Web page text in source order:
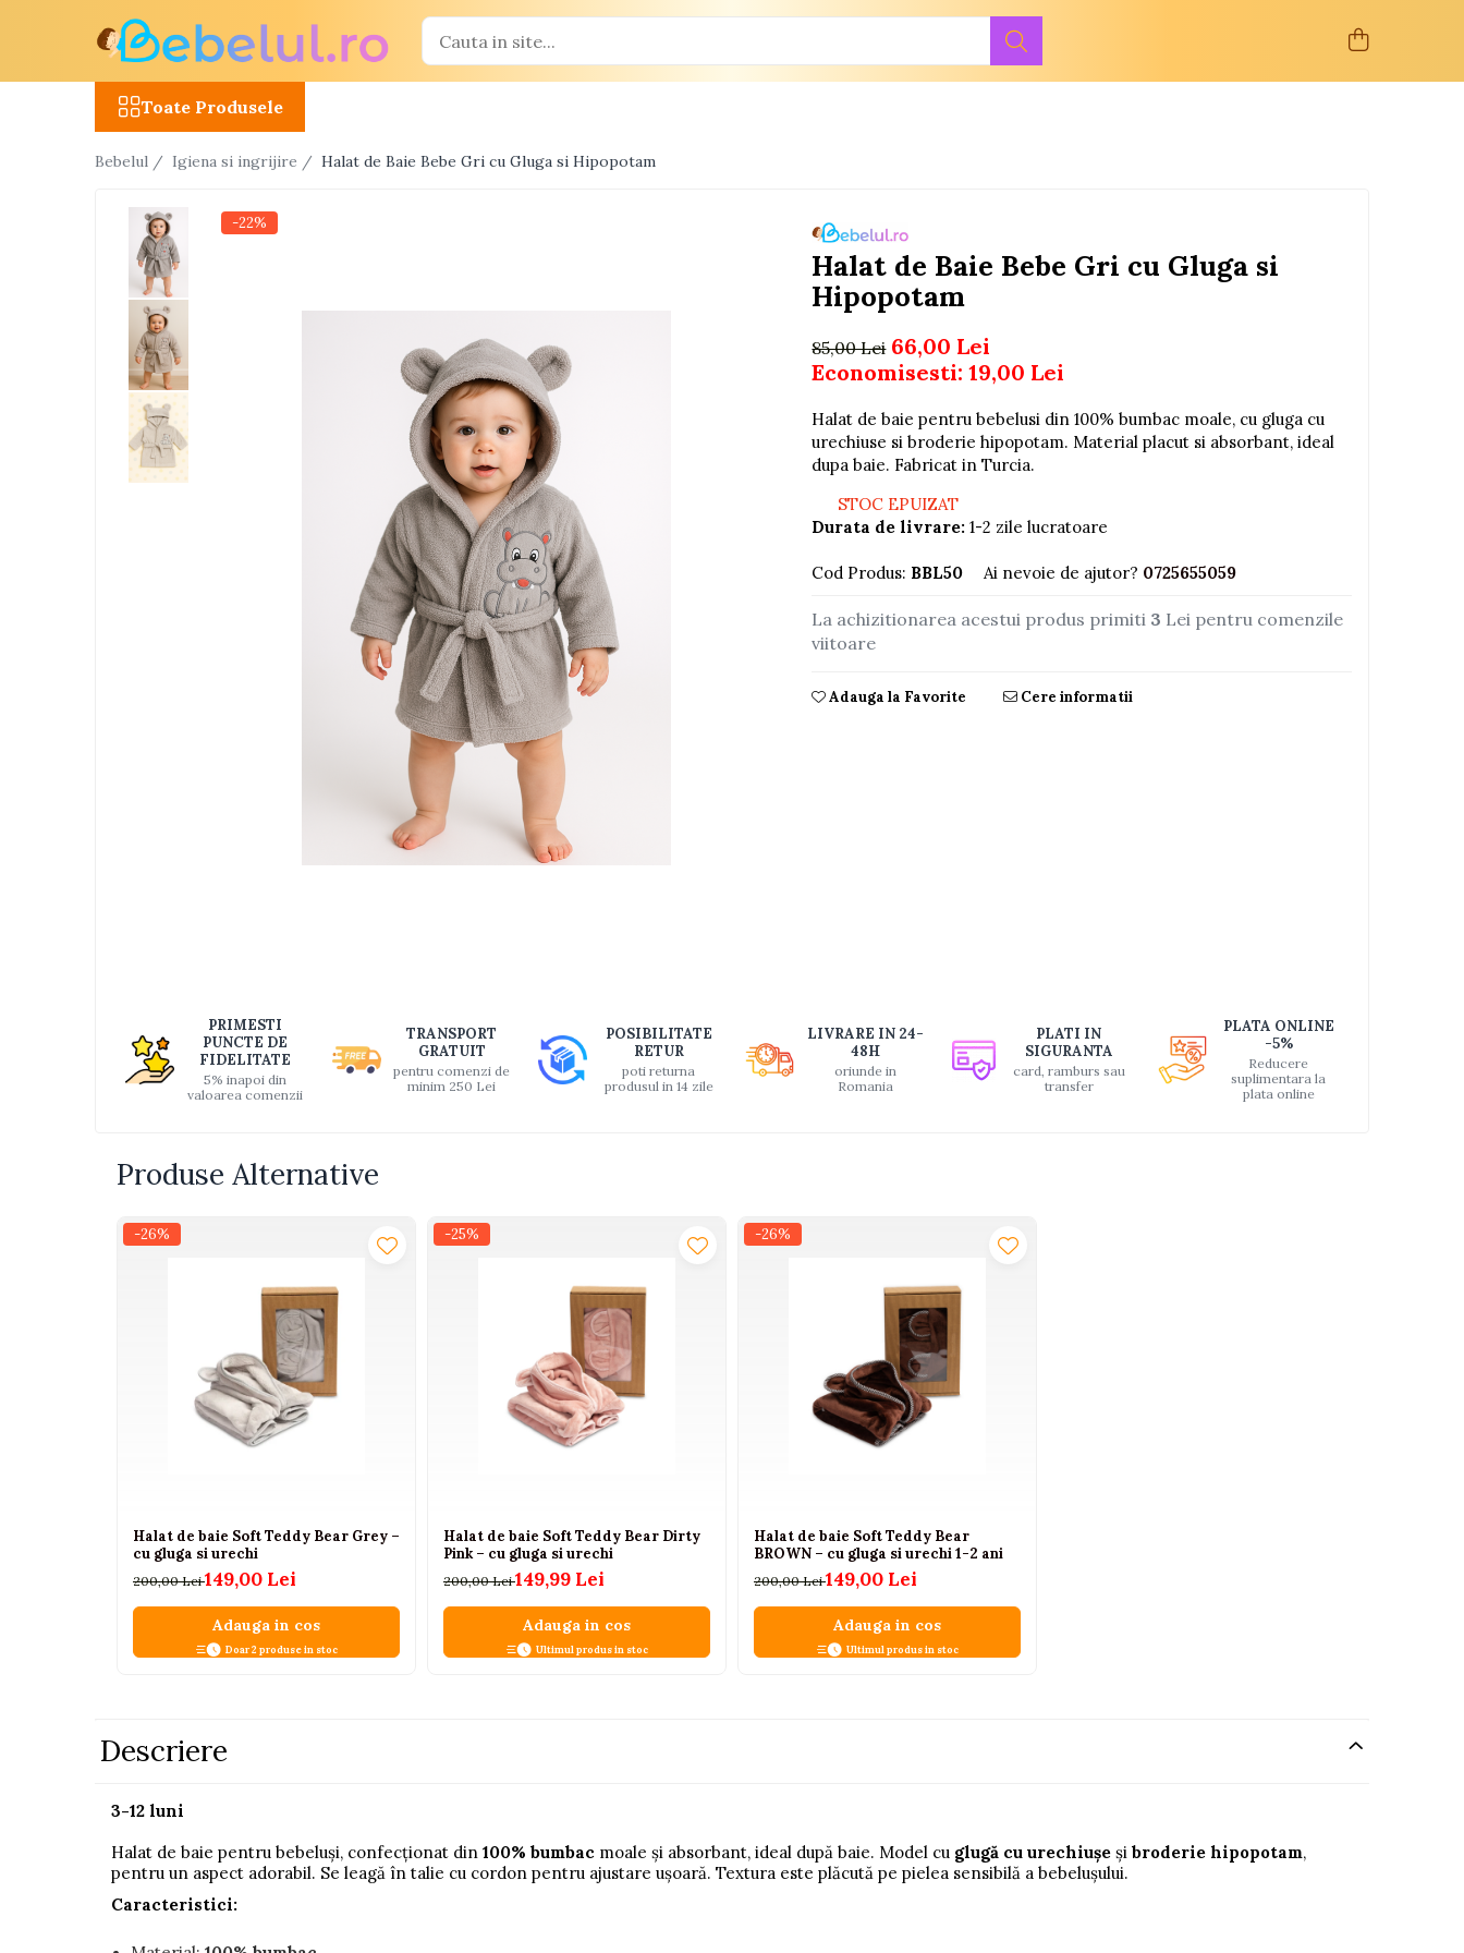
Masinute R/C
Avioane si elicoptere R/C
Camioane R/C
Motociclete R/C
Utilaje constructii R/C
Jucarii bebelusi
Ateliere si unelte
Jucarii educative din lemn
Saltelute si centre de activitati
Set Avioane si submarine
Seturi de doctor
Trenuri cu sine
Jucarii exterior
Toate Produsele
Bebelul / Igiena si ingrijire / Halat de Baie Bebe Gri cu Gluga si Hipopotam
Halat de Baie Bebe Gri cu Gluga si
Hipopotam
-22%
Facebook
85,00 Lei 66,00 Lei
Economisesti:19,00 Lei
Halat de baie pentru bebelusi din 100% bumbac moale, cu gluga cu
urechiuse si broderie hipopotam. Material placut si absorbant, ideal
dupa baie. Fabricat in Turcia.
STOC EPUIZAT
Durata de livrare: 1-2 zile lucratoare
Cod Produs: BBL50 Ai nevoie de ajutor? 0725655059
La achizitionarea acestui produs primiti 3 Lei pentru comenzile
viitoare
Adauga la Favorite Cere informatii
PRIMESTI
PUNCTE DE
FIDELITATE
5% inapoi din
valoarea comenzii
TRANSPORT
GRATUIT
pentru comenzi de
minim 250 Lei
POSIBILITATE
RETUR
poti returna
produsul in 14 zile
LIVRARE IN 24-
48H
oriunde in
Romania
PLATI IN
SIGURANTA
card, ramburs sau
transfer
PLATA ONLINE
-5%
Reducere
suplimentara la
plata online
Produse Alternative
-26%
Halat de baie Soft Teddy Bear Grey –
cu gluga si urechi
200,00 Lei149,00 Lei
Adauga in cos
Doar 2 produse in stoc
-25%
Halat de baie Soft Teddy Bear Dirty
Pink – cu gluga si urechi
200,00 Lei149,99 Lei
Adauga in cos
Ultimul produs in stoc
-26%
Halat de baie Soft Teddy Bear
BROWN – cu gluga si urechi 1-2 ani
200,00 Lei149,00 Lei
Adauga in cos
Ultimul produs in stoc
Descriere
3-12 luni
Halat de baie pentru bebeluși, confecționat din 100% bumbac moale și absorbant, ideal după baie. Model cu glugă cu urechiușe și broderie hipopotam,
pentru un aspect adorabil. Se leagă în talie cu cordon pentru ajustare ușoară. Textura este plăcută pe pielea sensibilă a bebelușului.
Caracteristici: